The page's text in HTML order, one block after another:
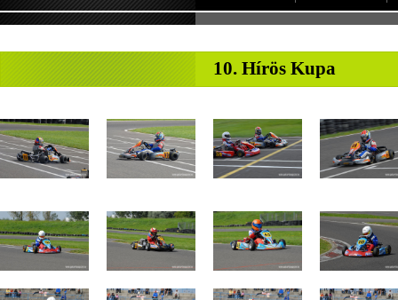
10. Hírös Kupa